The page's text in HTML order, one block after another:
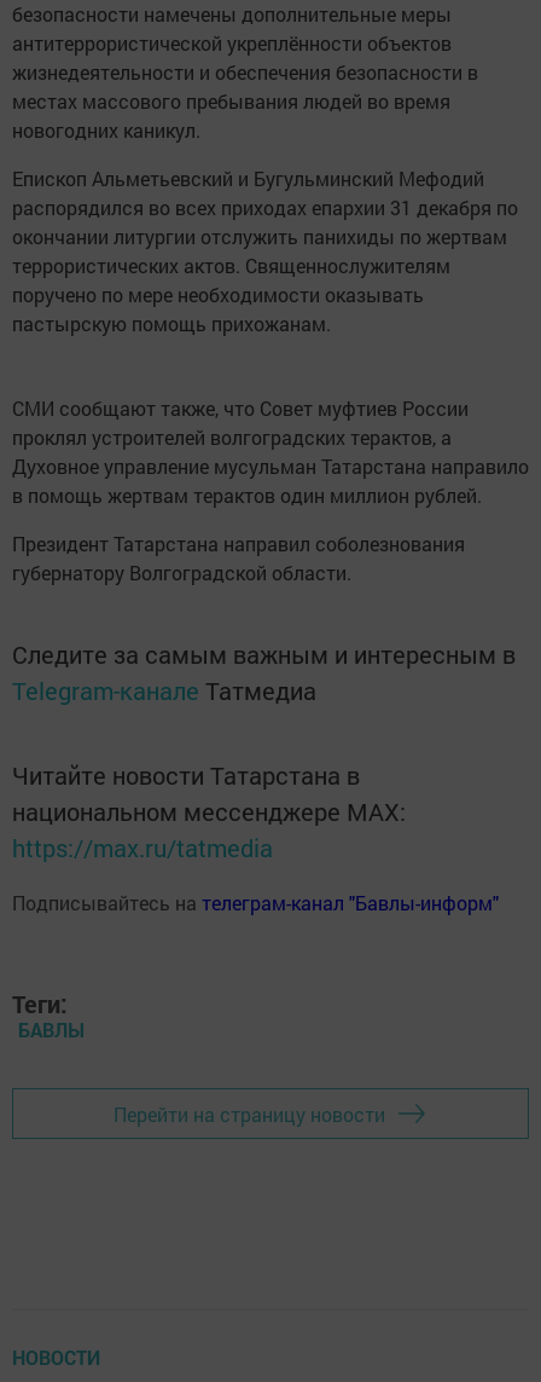
безопасности намечены дополнительные меры
антитеррористической укреплённости объектов
жизнедеятельности и обеспечения безопасности в
местах массового пребывания людей во время
новогодних каникул.
Епископ Альметьевский и Бугульминский Мефодий
распорядился во всех приходах епархии 31 декабря по
окончании литургии отслужить панихиды по жертвам
террористических актов. Священнослужителям
поручено по мере необходимости оказывать
пастырскую помощь прихожанам.
СМИ сообщают также, что Совет муфтиев России
проклял устроителей волгоградских терактов, а
Духовное управление мусульман Татарстана направило
в помощь жертвам терактов один миллион рублей.
Президент Татарстана направил соболезнования
губернатору Волгоградской области.
Следите за самым важным и интересным в
Telegram-канале Татмедиа
Читайте новости Татарстана в
национальном мессенджере MАХ:
https://max.ru/tatmedia
Подписывайтесь на телеграм-канал "Бавлы-информ"
Теги:
БАВЛЫ
Перейти на страницу новости
НОВОСТИ